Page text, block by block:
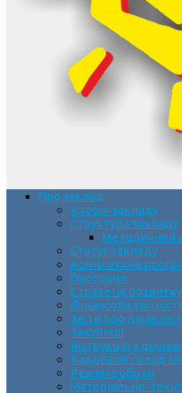
Про заклад
Історія закладу
Структура закладу
Методичний
Статут закладу
Комплексна
Програми
Стратегія
Фінансова
Звіти про
Закупівлі
Інструкція з
Кадровий склад
Режим роботи
Матеріально-